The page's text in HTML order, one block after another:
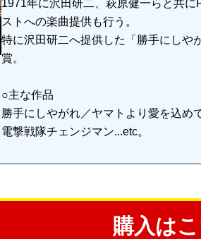
1971年に沢田研二、萩原健一らと共
ストへの楽曲提供も行う。
特に沢田研二へ提供した「勝手にしや
賞。
○主な作品
勝手にしやがれ／ヤマトより愛を込め
電撃戦隊チェンジマン...etc。
購入は